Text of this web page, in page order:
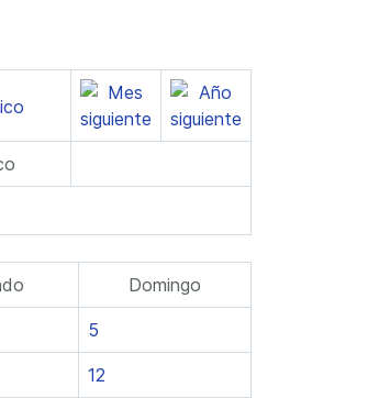
Domingo
5
12